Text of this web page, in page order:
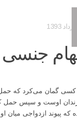
جنسی
گمان می‌کرد که حمل
که پیوند ازدواجی میان